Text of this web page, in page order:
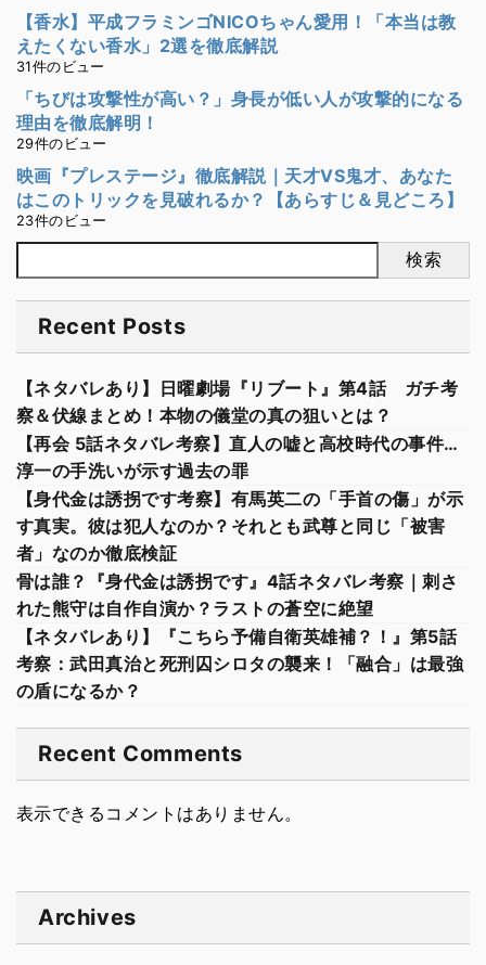
【香水】平成フラミンゴNICOちゃん愛用！「本当は教
えたくない香水」2選を徹底解説
31件のビュー
「ちびは攻撃性が高い？」身長が低い人が攻撃的になる
理由を徹底解明！
29件のビュー
映画『プレステージ』徹底解説｜天才VS鬼才、あなた
はこのトリックを見破れるか？【あらすじ＆見どころ】
23件のビュー
検索
Recent Posts
【ネタバレあり】日曜劇場『リブート』第4話 ガチ考
察＆伏線まとめ！本物の儀堂の真の狙いとは？
【再会 5話ネタバレ考察】直人の嘘と高校時代の事件…
淳一の手洗いが示す過去の罪
【身代金は誘拐です考察】有馬英二の「手首の傷」が示
す真実。彼は犯人なのか？それとも武尊と同じ「被害
者」なのか徹底検証
骨は誰？『身代金は誘拐です』4話ネタバレ考察｜刺さ
れた熊守は自作自演か？ラストの蒼空に絶望
【ネタバレあり】『こちら予備自衛英雄補？！』第5話
考察：武田真治と死刑囚シロタの襲来！「融合」は最強
の盾になるか？
Recent Comments
表示できるコメントはありません。
Archives